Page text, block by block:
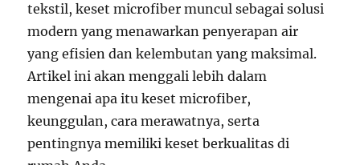
tekstil, keset microfiber muncul sebagai solusi
modern yang menawarkan penyerapan air
yang efisien dan kelembutan yang maksimal.
Artikel ini akan menggali lebih dalam
mengenai apa itu keset microfiber,
keunggulan, cara merawatnya, serta
pentingnya memiliki keset berkualitas di